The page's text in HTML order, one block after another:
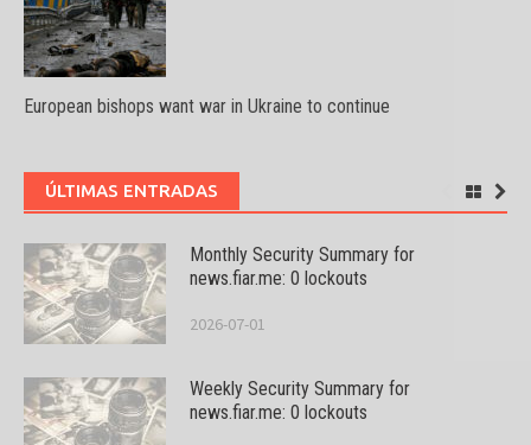
European bishops want war in Ukraine to continue
ÚLTIMAS ENTRADAS
Monthly Security Summary for
news.fiar.me: 0 lockouts
2026-07-01
Weekly Security Summary for
news.fiar.me: 0 lockouts